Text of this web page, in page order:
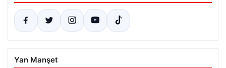
Yan Manşet